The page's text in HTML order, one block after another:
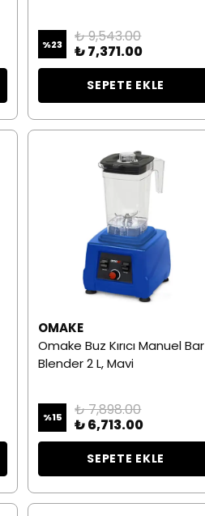
%23
₺ 9,543.00
₺ 7,371.00
SEPETE EKLE
OMAKE
Omake Buz Kırıcı Manuel Bar
Blender 2 L, Mavi
%15
₺ 7,898.00
₺ 6,713.00
SEPETE EKLE